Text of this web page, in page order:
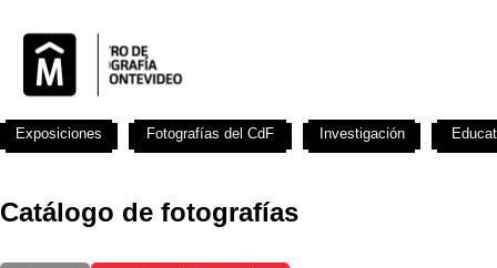
Catálogo de fotografías
Exposiciones Fotografías del CdF Investigación